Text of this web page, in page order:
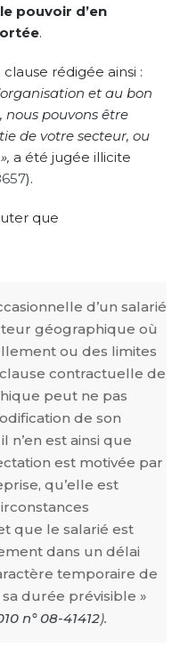
pouvoir d’en
.
rédigée ainsi :
et au bon
nous pouvons être
de votre secteur, ou
a été jugée illicite
).
que
d’un salarié
géographique où
ou des limites
contractuelle de
peut ne pas
de son
n’en est ainsi que
est motivée par
qu’elle est
que le salarié est
dans un délai
temporaire de
durée prévisible »
n° 08-41412).